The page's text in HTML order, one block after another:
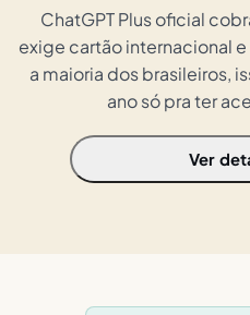
ChatGPT Plus oficial
exige cartão internacional
a maioria dos brasileiros,
ano só pra ter
Ver